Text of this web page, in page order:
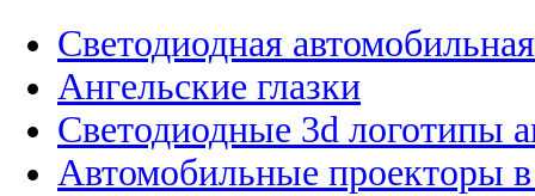
Светодиодная
Ангельские глазки
Светодиодные 3d логотипы
Автомобильные проекторы